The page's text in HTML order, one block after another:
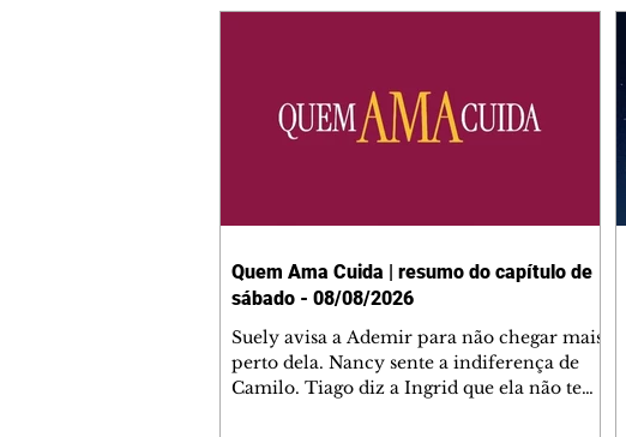
Quem Ama Cuida | resumo do capítulo de
sábado - 08/08/2026
Suely avisa a Ademir para não chegar mais
perto dela. Nancy sente a indiferença de
Camilo. Tiago diz a Ingrid que ela não tem